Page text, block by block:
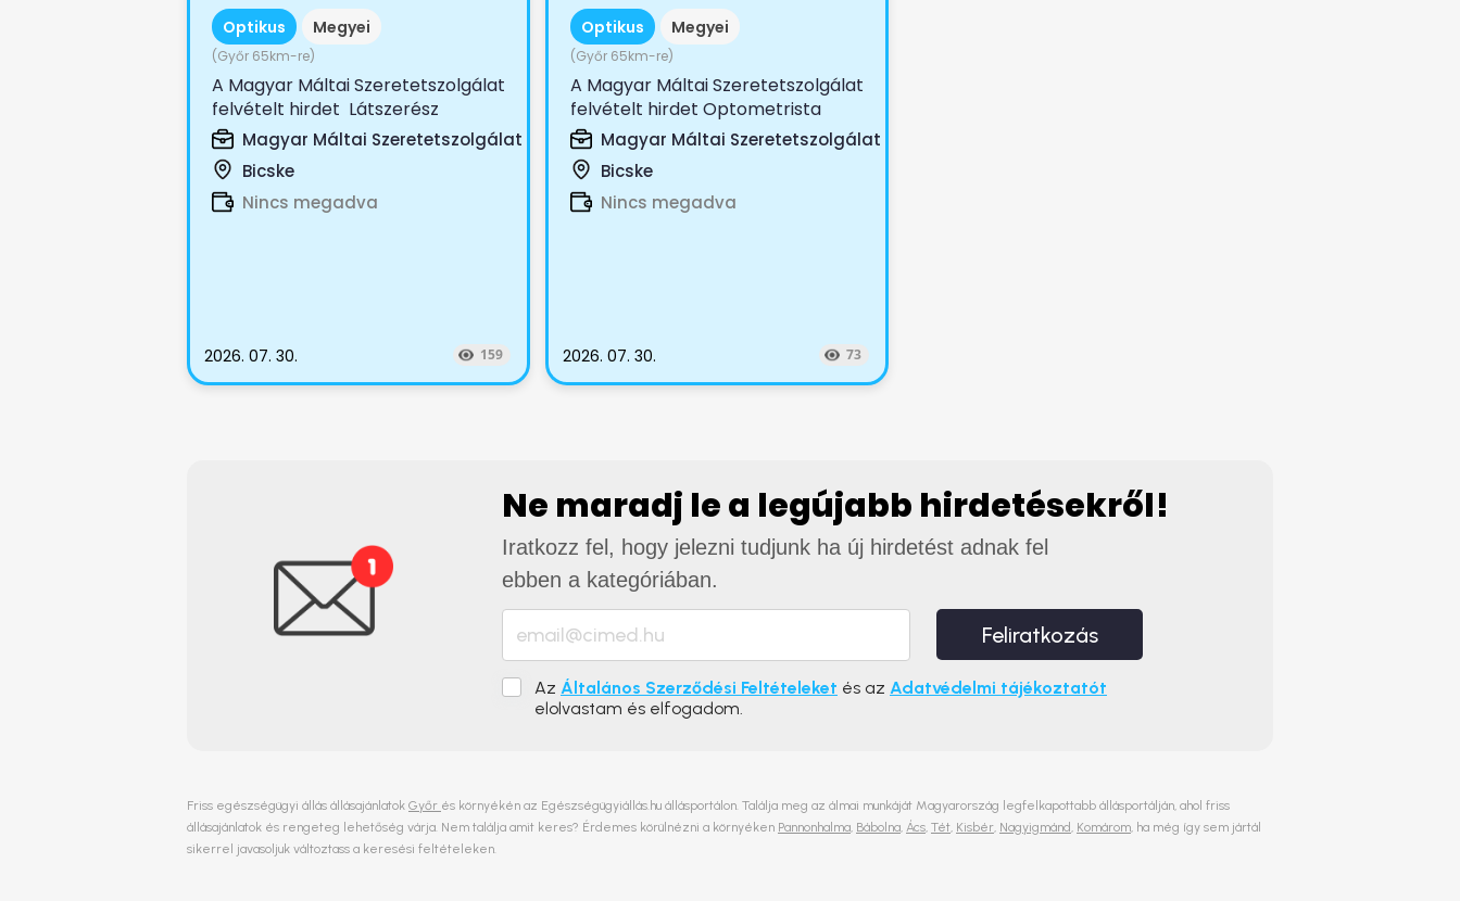
Optikus Megyei
(Győr 65km-re)
A Magyar Máltai Szeretetszolgálat
felvételt hirdet Látszerész
munkakörbe. Bemutatkozás: A...
Magyar Máltai Szeretetszolgálat
Bicske
Nincs megadva
2026. 07. 30. 159
Optikus Megyei
(Győr 65km-re)
A Magyar Máltai Szeretetszolgálat
felvételt hirdet Optometrista
munkakörbe teljes, vagy
részmunkaidőbe ...
Magyar Máltai Szeretetszolgálat
Bicske
Nincs megadva
2026. 07. 30. 73
Ne maradj le a legújabb hirdetésekről!
Iratkozz fel, hogy jelezni tudjunk ha új hirdetést adnak fel
ebben a kategóriában.
Feliratkozás
Az Általános Szerződési Feltételeket és az Adatvédelmi tájékoztatót
elolvastam és elfogadom.
Friss egészségügyi állás állásajánlatok Győr és környékén az Egészségügyiállás.hu állásportálon. Találja meg az álmai munkáját Magyarország legfelkapottabb állásportálján, ahol friss
állásajánlatok és rengeteg lehetőség várja. Nem találja amit keres? Érdemes körülnézni a környéken Pannonhalma, Bábolna, Ács, Tét, Kisbér, Nagyigmánd , Komárom, ha még így sem jártál
sikerrel javasoljuk változtass a keresési feltételeken.